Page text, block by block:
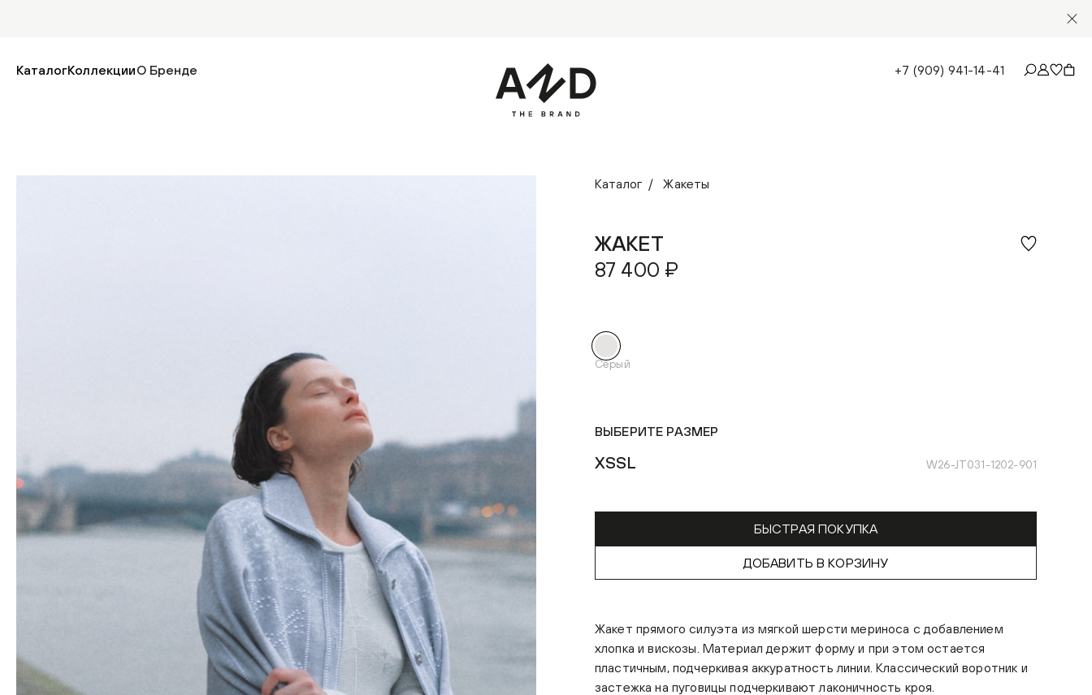
КаталогКоллекцииО Бренде +7 (909) 941-14-41
Каталог Жакеты
ЖАКЕТ
87 400 ₽
Серый
ВЫБЕРИТЕ РАЗМЕР
XSSL W26-JT031-1202-901
БЫСТРАЯ ПОКУПКА
ДОБАВИТЬ В КОРЗИНУ
Жакет прямого силуэта из мягкой шерсти мериноса с добавлением
хлопка и вискозы. Материал держит форму и при этом остается
пластичным, подчеркивая аккуратность линии. Классический воротник и
застежка на пуговицы подчеркивают лаконичность кроя.